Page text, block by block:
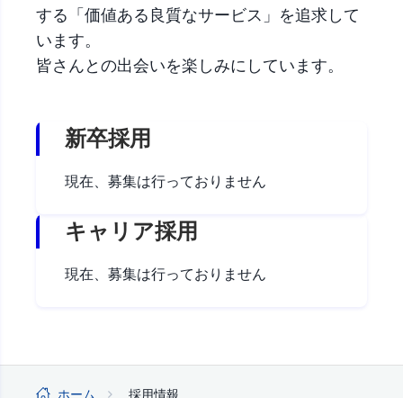
する「価値ある良質なサービス」を追求して
います。
皆さんとの出会いを楽しみにしています。
新卒採用
現在、募集は行っておりません
キャリア採用
現在、募集は行っておりません
ホーム 採用情報